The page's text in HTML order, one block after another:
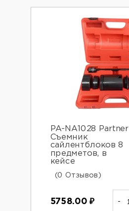
PA-NA1028 Partner
Съемник
сайлентблоков 8
предметов, в
кейсе
(0 Отзывов)
5758.00₽ -